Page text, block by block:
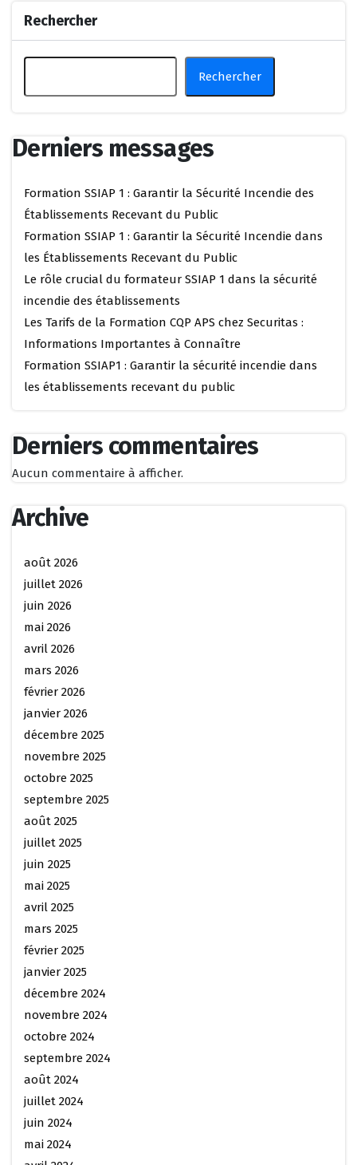
Rechercher
Rechercher
Derniers messages
Formation SSIAP 1 : Garantir la Sécurité Incendie des
Établissements Recevant du Public
Formation SSIAP 1 : Garantir la Sécurité Incendie dans
les Établissements Recevant du Public
Le rôle crucial du formateur SSIAP 1 dans la sécurité
incendie des établissements
Les Tarifs de la Formation CQP APS chez Securitas :
Informations Importantes à Connaître
Formation SSIAP1 : Garantir la sécurité incendie dans
les établissements recevant du public
Derniers commentaires
Aucun commentaire à afficher.
Archive
août 2026
juillet 2026
juin 2026
mai 2026
avril 2026
mars 2026
février 2026
janvier 2026
décembre 2025
novembre 2025
octobre 2025
septembre 2025
août 2025
juillet 2025
juin 2025
mai 2025
avril 2025
mars 2025
février 2025
janvier 2025
décembre 2024
novembre 2024
octobre 2024
septembre 2024
août 2024
juillet 2024
juin 2024
mai 2024